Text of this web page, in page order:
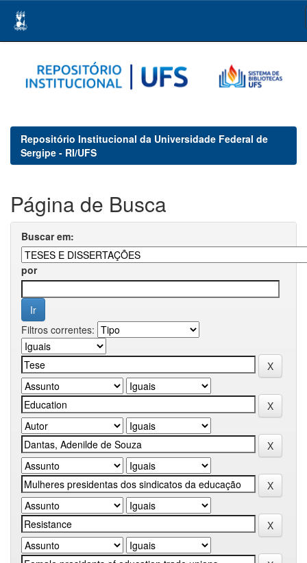
navigation
Repositório Institucional da Universidade Federal de
Sergipe - RI/UFS
Página de Busca
Buscar em:
por
Filtros correntes: